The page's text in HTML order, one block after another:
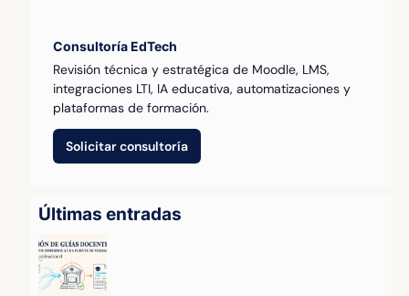
Consultoría EdTech
Revisión técnica y estratégica de Moodle, LMS,
integraciones LTI, IA educativa, automatizaciones y
plataformas de formación.
Solicitar consultoría
Últimas entradas